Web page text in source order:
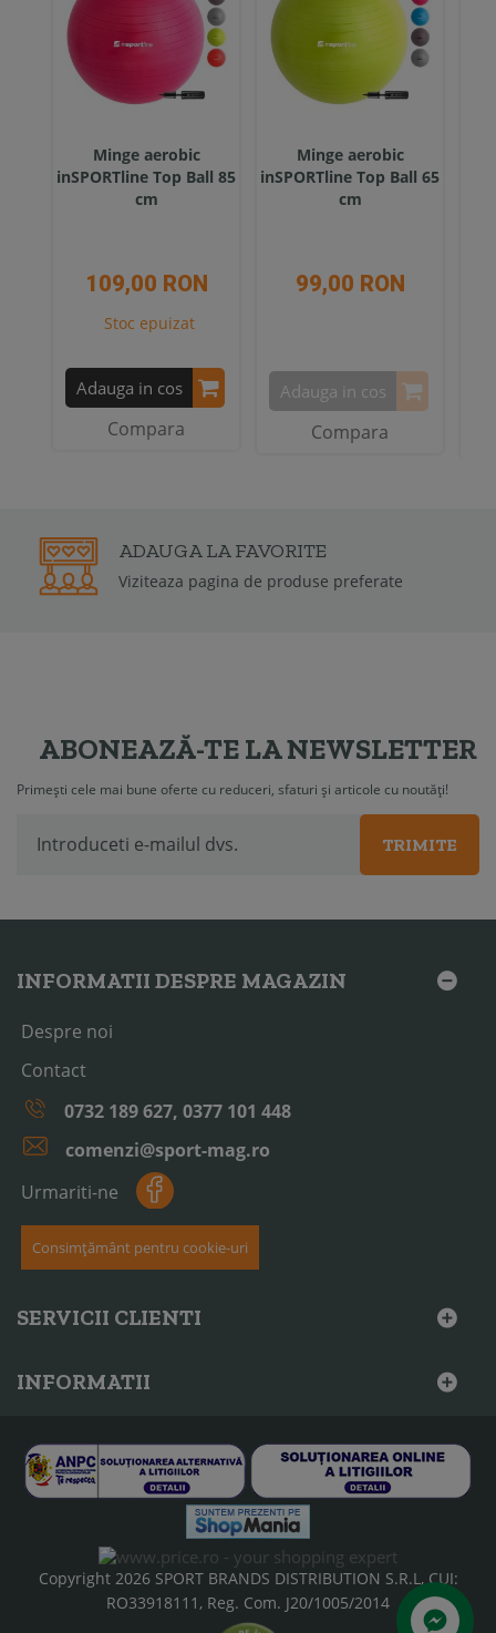
Minge aerobic
inSPORTline Top Ball 85
cm
109,00 RON
Stoc epuizat
Adauga in cos
Compara
Minge aerobic
inSPORTline Top Ball 65
cm
99,00 RON
Adauga in cos
Compara
GARANTIE2 ANI
Garantia de conformitate poate fi de
2 ani
ABONEAZĂ-TE LA NEWSLETTER
Primești cele mai bune oferte cu reduceri, sfaturi și articole cu noutăți!
TRIMITE
INFORMATII DESPRE MAGAZIN
Despre noi
Contact
0732 189 627, 0377 101 448
comenzi@sport-mag.ro
Urmariti-ne
Consimțământ pentru cookie-uri
SERVICII CLIENTI
INFORMATII
Copyright 2026 SPORT BRANDS DISTRIBUTION S.R.L, CUI:
RO33918111, Reg. Com. J20/1005/2014